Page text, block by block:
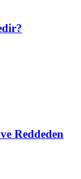
Reddeden